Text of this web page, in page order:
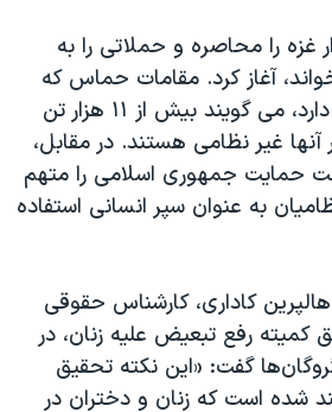
غزه را محاصره و حملاتی را به
آغاز کرد. مقامات حماس که
کنترل غزه را در دست دارد، می گویند بیش از ۱۱ هزار تن
غیر نظامی هستند. در مقابل،
حمایت جمهوری اسلامی را متهم
به عنوان سپر انسانی استفاده
کاداری، کارشناس حقوقی
کمیته رفع تبعیض علیه زنان، در
گفت: «این نکته‌ تحقیق
شده است که زنان و دختران در